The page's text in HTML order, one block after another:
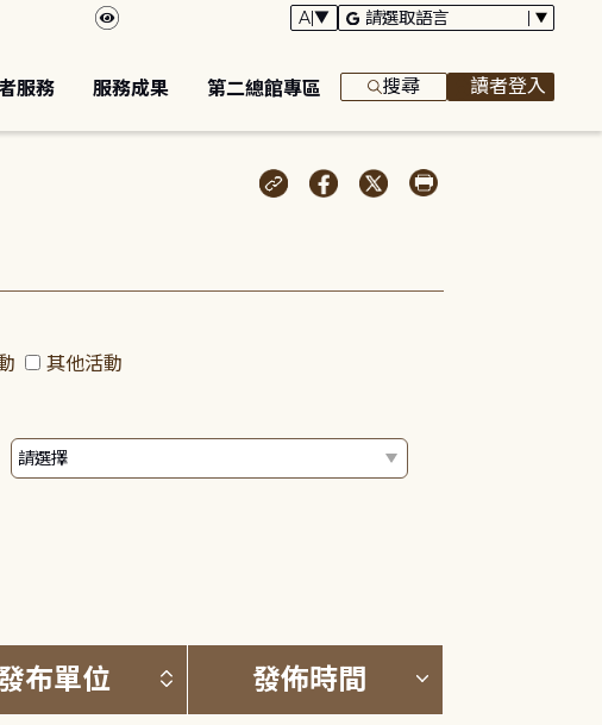
服務 服務成果 第二總館專區 搜尋 讀者登入
其他活動
序 (升降冪)
布單位 按發布單位排序 (升降冪)
發佈時間 按發佈時間